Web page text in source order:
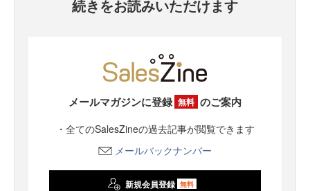
続きをお読みいただけます
メールマガジンに登録 無料 のご案内
・全てのSalesZineの過去記事が閲覧できます
メールバックナンバー
新規会員登録 無料